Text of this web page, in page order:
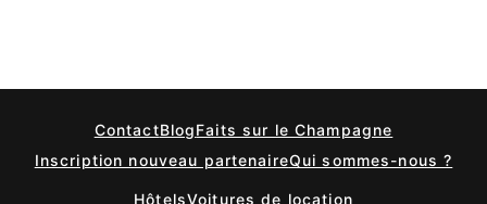
ContactBlogFaits sur le Champagne
Inscription nouveau partenaireQui sommes-nous ?
HôtelsVoitures de location